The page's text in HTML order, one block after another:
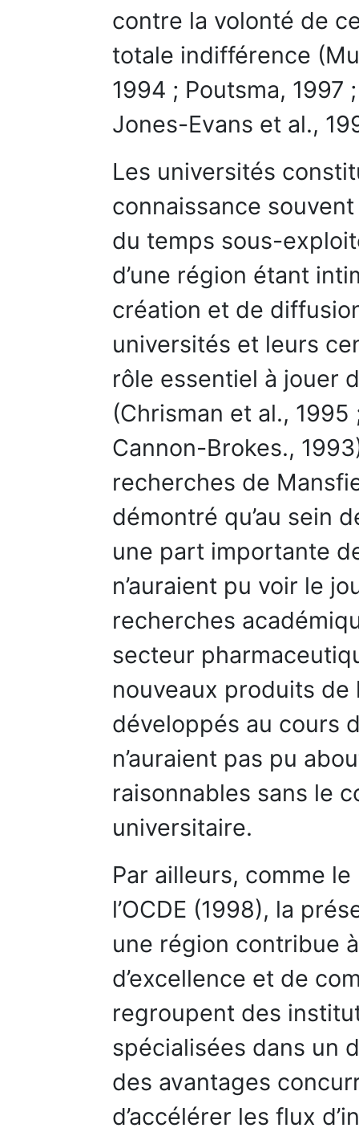
contre la volonté de
totale indifférence
1994 ; Poutsma, 1997
Jones-Evans et al.,
Les universités
connaissance
du temps sous-
d’une région étant
création et de
universités et leurs
rôle essentiel à jouer
(Chrisman et al.,
Cannon-Brokes.,
recherches de
démontré qu’au sein
une part importante
n’auraient pu voir le
recherches
secteur
nouveaux produits de
développés au cours
n’auraient pas pu
raisonnables sans le
universitaire.
Par ailleurs, comme
l’OCDE (1998), la
une région contribue
d’excellence et de
regroupent des
spécialisées dans un
des avantages
d’accélérer les flux